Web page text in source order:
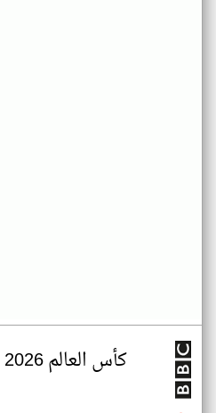
كأس العالم 2026